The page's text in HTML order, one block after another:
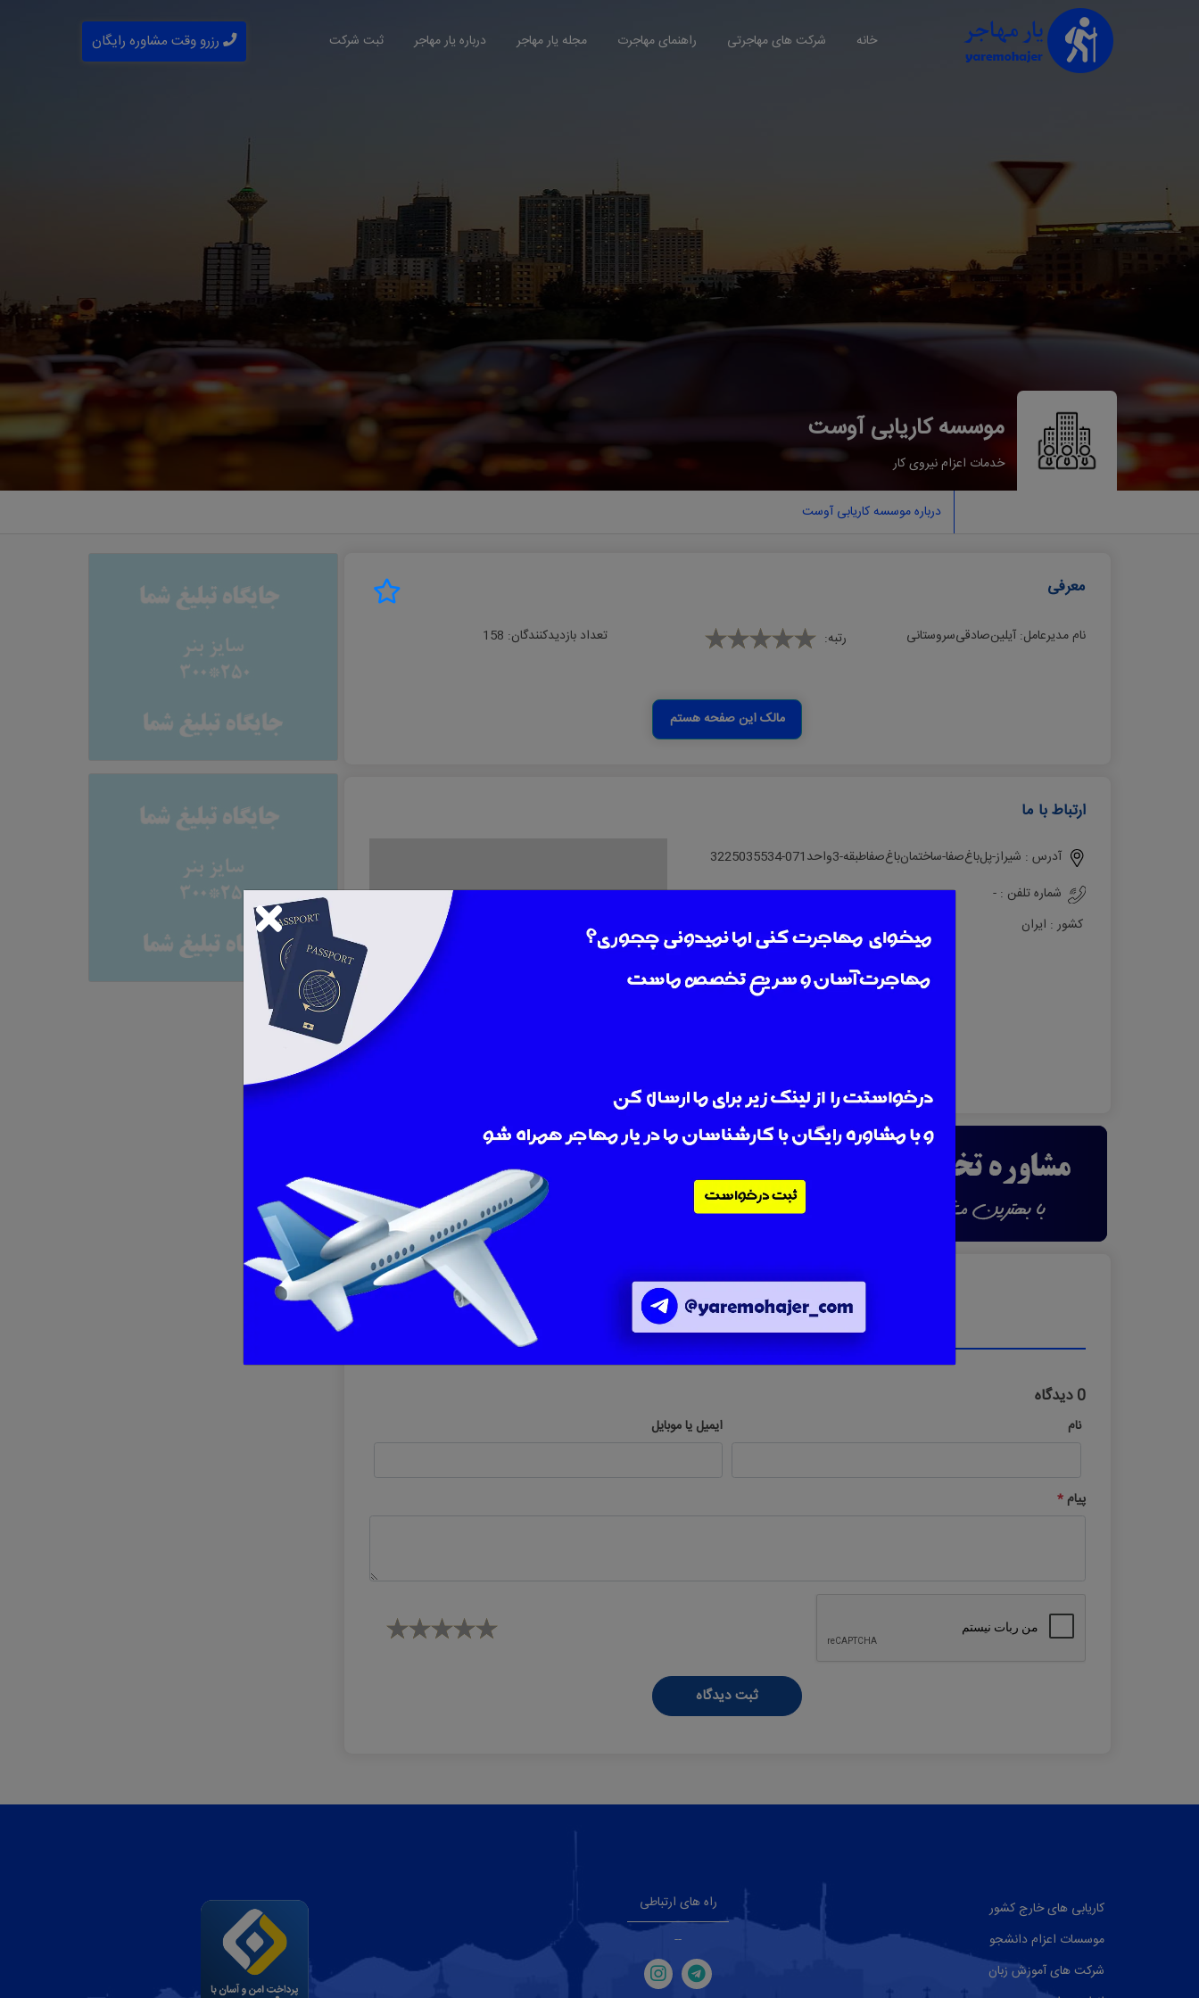
خانه شرکت های مهاجرتی راهنمای مهاجرت مجله یار مهاجر درباره یار مهاجر ثبت شرکت رزرو وقت مشاوره رایگان
موسسه کاریابی آوﺳﺖ
خدمات اعزام نيروی كار
درباره موسسه کاریابی آوﺳﺖ
معرفی
نام مدیرعامل: آﯾﻠﯿﻦﺻﺎدﻗﯽﺳﺮوﺳﺘﺎﻧﯽ رتبه: تعداد بازدیدکنندگان: 158
مالک این صفحه هستم
ارتباط با ما
آدرس : ﺷﯿﺮاز-ﭘﻞﺑﺎغﺻﻔﺎ-ﺳﺎﺧﺘﻤﺎنﺑﺎغﺻﻔﺎﻃﺒﻘﻪ-3واﺣﺪ071-3225035534
شماره تلفن :-
کشور : ایران شیراز
ثبت دیدگاه جدید
0 دیدگاه
نام ایمیل یا موبایل
پیام *
ثبت دیدگاه
کاریابی های خارج کشور
موسسات اعزام دانشجو
شرکت های آموزش زبان
راه های ارتباطی
--